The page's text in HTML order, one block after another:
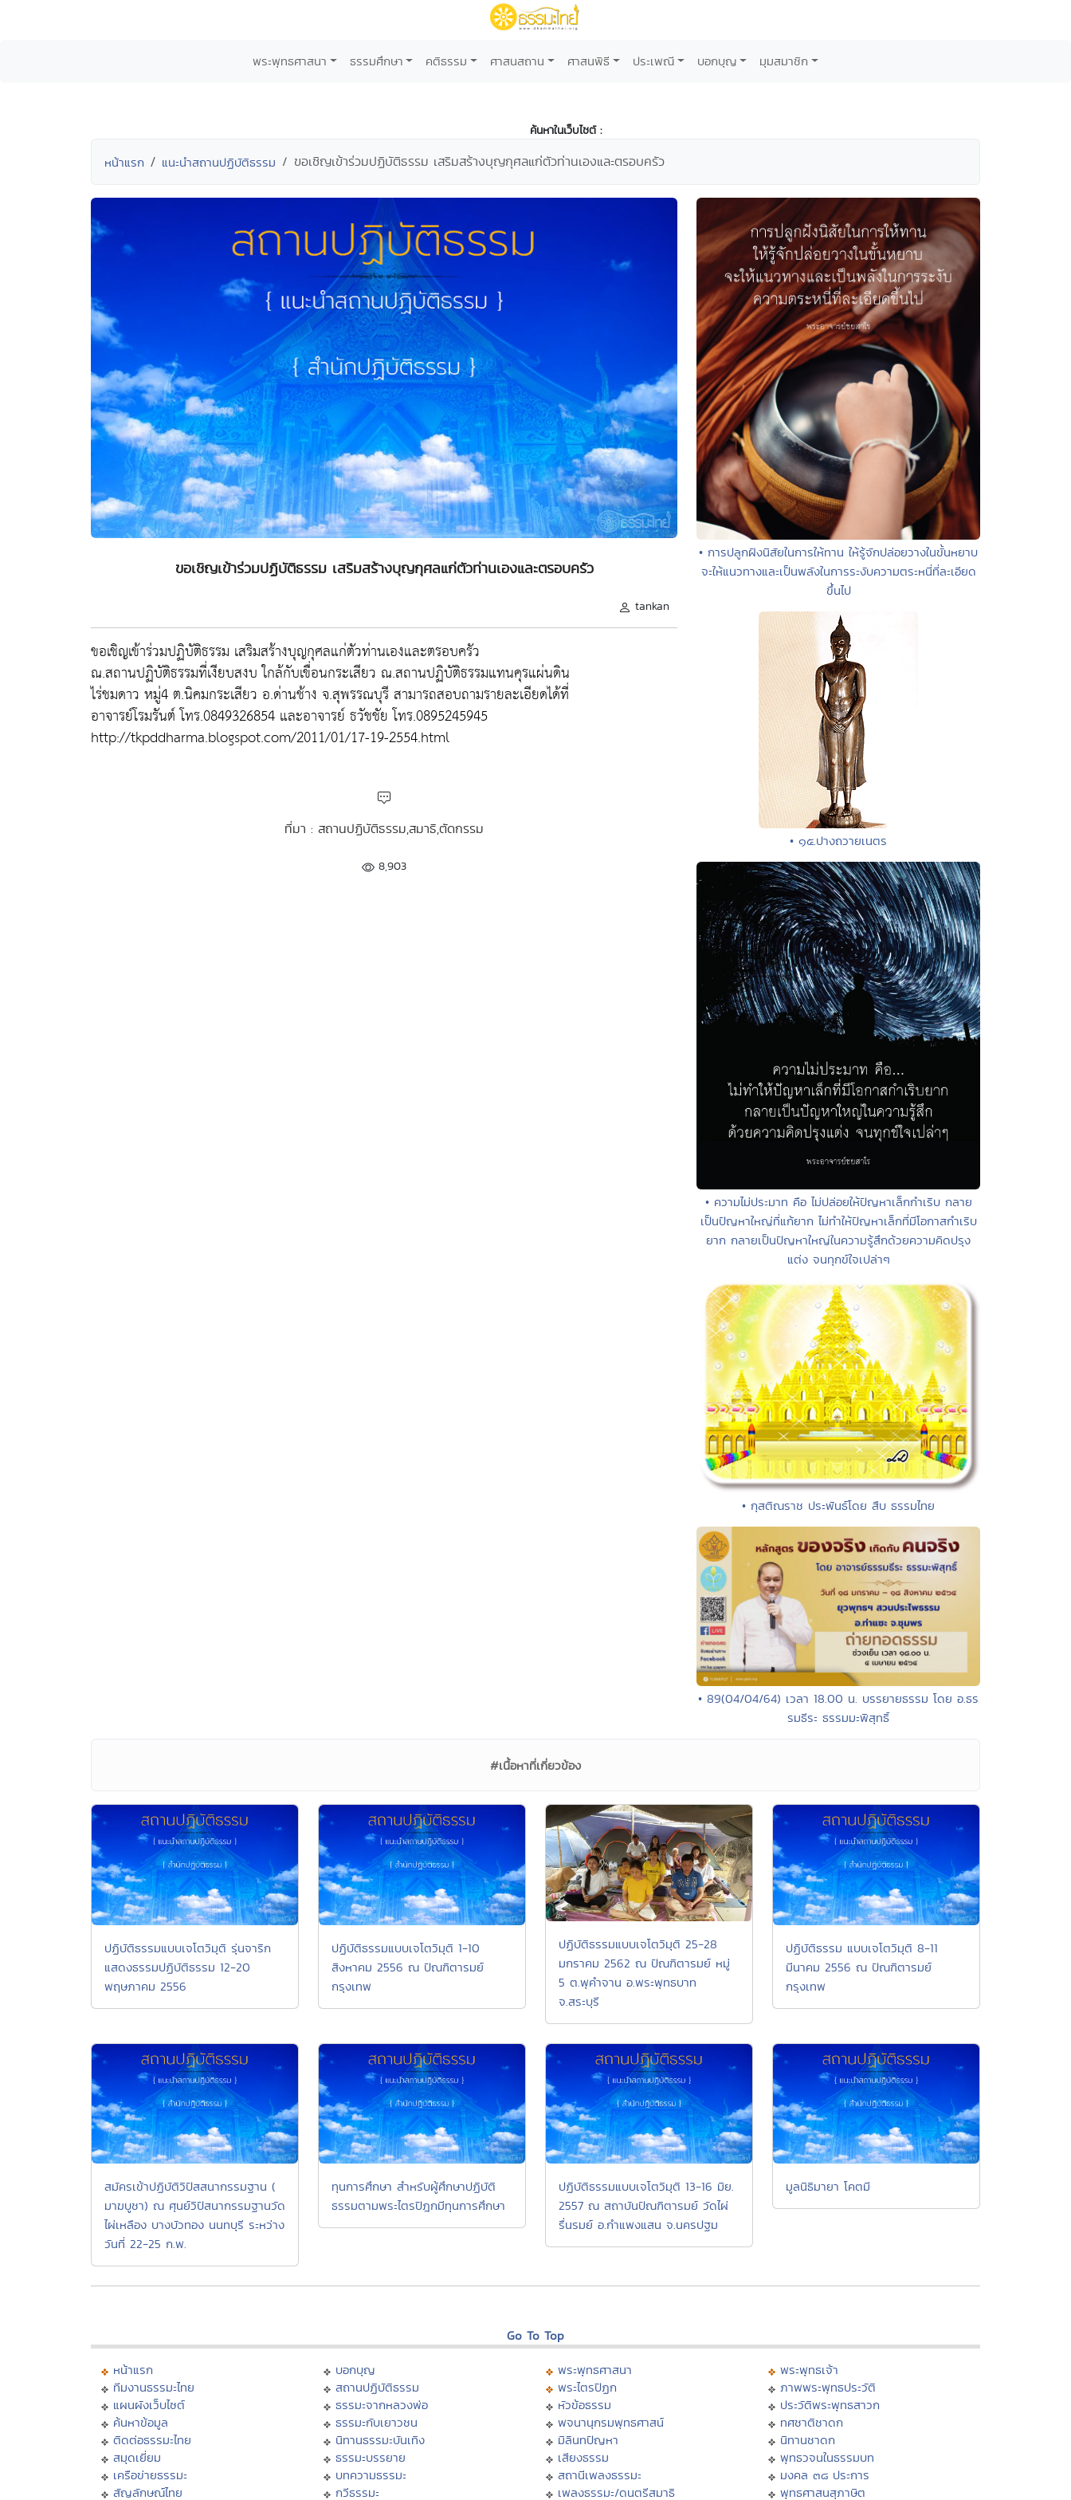
พระพุทธศาสนา ธรรมศึกษา คติธรรม ศาสนสถาน ศาสนพิธี ประเพณี บอกบุญ มุมสมาชิก
ค้นหาในเว็บไซต์ :
หน้าแรก แนะนำสถานปฏิบัติธรรม ขอเชิญเข้าร่วมปฏิบัติธรรม เสริมสร้างบุญกุศลแก่ตัวท่านเองและตรอบครัว
ขอเชิญเข้าร่วมปฏิบัติธรรม เสริมสร้างบุญกุศลแก่ตัวท่านเองและตรอบครัว
tankan
ขอเชิญเข้าร่วมปฏิบัติธรรม เสริมสร้างบุญกุศลแก่ตัวท่านเองและตรอบครัว
ณ.สถานปฏิบัติธรรมที่เงียบสงบ ใกล้กับเขื่อนกระเสียว ณ.สถานปฏิบัติธรรมแทนคุรแผ่นดิน
ไร่ชมดาว หมู่4 ต.นิคมกระเสียว อ.ด่านช้าง จ.สุพรรณบุรี สามารถสอบถามรายละเอียดได้ที่
อาจารย์โรมรันต์ โทร.0849326854 และอาจารย์ ธวัชชัย โทร.0895245945
http://tkpddharma.blogspot.com/2011/01/17-19-2554.html
ที่มา : สถานปฏิบัติธรรม,สมาธิ,ตัดกรรม
8,903
• การปลูกฝังนิสัยในการให้ทาน ให้รู้จักปล่อยวางในขั้นหยาบ
จะให้แนวทางและเป็นพลังในการระงับความตระหนี่ที่ละเอียด
ขึ้นไป
• ๑๕.ปางถวายเนตร
• ความไม่ประมาท คือ ไม่ปล่อยให้ปัญหาเล็กกำเริบ กลาย
เป็นปัญหาใหญ่ที่แก้ยาก ไม่ทำให้ปัญหาเล็กที่มีโอกาสกำเริบ
ยาก กลายเป็นปัญหาใหญ่ในความรู้สึกด้วยความคิดปรุง
แต่ง จนทุกข์ใจเปล่าๆ
• กุสติณราช ประพันธ์โดย สืบ ธรรมไทย
• 89(04/04/64) เวลา 18.00 น. บรรยายธรรม โดย อ.ธร
รมธีระ ธรรมมะพิสุทธิ์
#เนื้อหาที่เกี่ยวข้อง
ปฏิบัติธรรมแบบเจโตวิมุติ รุ่นจาริก
แสดงธรรมปฏิบัติธรรม 12-20
พฤษภาคม 2556
ปฏิบัติธรรมแบบเจโตวิมุติ 1-10
สิงหาคม 2556 ณ ปัณฑิตารมย์
กรุงเทพ
ปฏิบัติธรรมแบบเจโตวิมุติ 25-28
มกราคม 2562 ณ ปัณฑิตารมย์ หมู่
5 ต.พุคำจาน อ.พระพุทธบาท
จ.สระบุรี
ปฏิบัติธรรม แบบเจโตวิมุติ 8-11
มีนาคม 2556 ณ ปัณฑิตารมย์
กรุงเทพ
สมัครเข้าปฏิบัติวิปัสสนากรรมฐาน (
มาฆบูชา) ณ ศุนย์วิปัสนากรรมฐานวัด
ไผ่เหลือง บางบัวทอง นนทบุรี ระหว่าง
วันที่ 22-25 ก.พ.
ทุนการศึกษา สำหรับผู้ศึกษาปฏิบัติ
ธรรมตามพระไตรปิฎกมีทุนการศึกษา
ปฏิบัติธรรมแบบเจโตวิมุติ 13-16 มิย.
2557 ณ สถาบันปัณฑิตารมย์ วัดไผ่
รื่นรมย์ อ.กำแพงแสน จ.นครปฐม
มูลนิธิมายา โคตมี
Go To Top
หน้าแรก
ทีมงานธรรมะไทย
แผนผังเว็บไซต์
ค้นหาข้อมูล
ติดต่อธรรมะไทย
สมุดเยี่ยม
เครือข่ายธรรมะ
สัญลักษณ์ไทย
บอกบุญ
สถานปฏิบัติธรรม
ธรรมะจากหลวงพ่อ
ธรรมะกับเยาวชน
นิทานธรรมะบันเทิง
ธรรมะบรรยาย
บทความธรรมะ
กวีธรรมะ
พระพุทธศาสนา
พระไตรปิฏก
หัวข้อธรรม
พจนานุกรมพุทธศาสน์
มิลินทปัญหา
เสียงธรรม
สถานีเพลงธรรมะ
เพลงธรรมะ/ดนตรีสมาธิ
พระพุทธเจ้า
ภาพพระพุทธประวัติ
ประวัติพระพุทธสาวก
ทศชาติชาดก
นิทานชาดก
พุทธวจนในธรรมบท
มงคล ๓๘ ประการ
พุทธศาสนสุภาษิต